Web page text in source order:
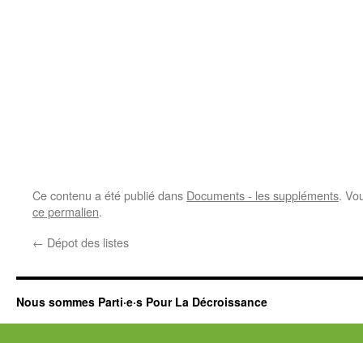
Ce contenu a été publié dans Documents - les suppléments.
ce permalien.
← Dépot des listes
Nous sommes Parti·e·s Pour La Décroissance